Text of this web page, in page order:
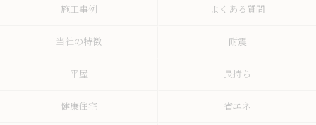
施工事例 よくある質問
当社の特徴 耐震
平屋 長持ち
健康住宅 省エネ